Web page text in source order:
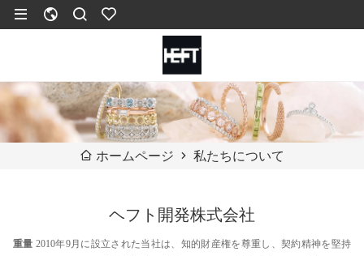
ホームページ 私たちについて
ヘフト開発株式会社
重量 2010年9月に設立された当社は、知的財産権を尊重し、契約精神を堅持